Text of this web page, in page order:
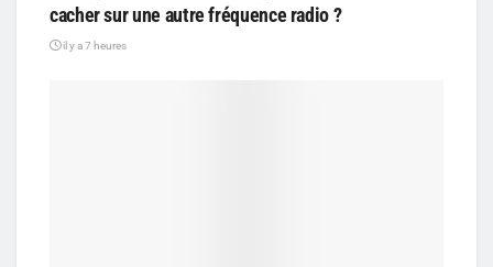
cacher sur une autre fréquence radio ?
il y a 7 heures